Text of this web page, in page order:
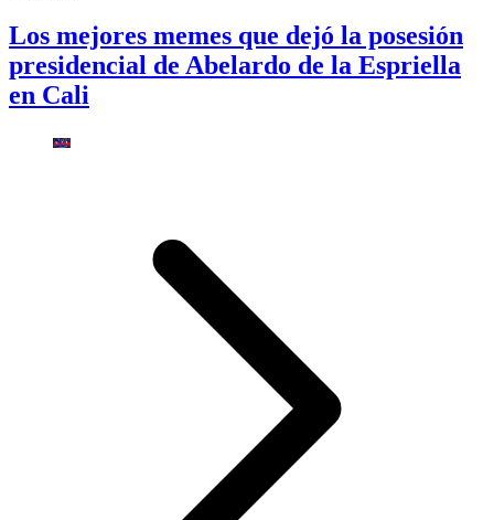
Los mejores memes que dejó la posesión
presidencial de Abelardo de la Espriella
en Cali